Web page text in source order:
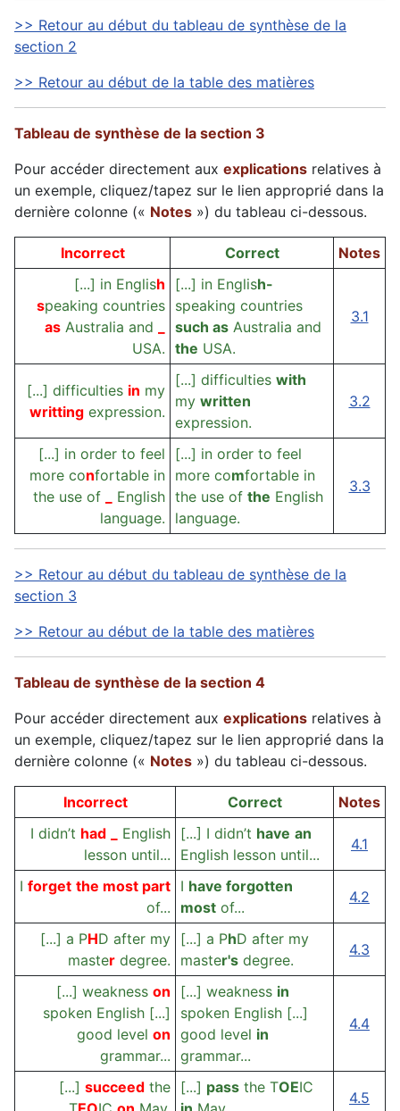
>> Retour au début du tableau de synthèse de la
section 2
>> Retour au début de la table des matières
Tableau de synthèse de la section 3
Pour accéder directement aux explications relatives à
un exemple, cliquez/tapez sur le lien approprié dans la
dernière colonne (« Notes ») du tableau ci-dessous.
Incorrect Correct
Notes
[...] in English
speaking countries
as Australia and
USA.
[...] in English-
speaking countries
such as Australia and
the USA.
3.1
[...] difficulties in my
writting expression.
[...] difficulties with
my written
expression.
3.2
[...] in order to feel
more confortable in
the use of
English
language.
[...] in order to feel
more comfortable in
the use of the English
language.
3.3
>> Retour au début du tableau de synthèse de la
section 3
>> Retour au début de la table des matières
Tableau de synthèse de la section 4
Pour accéder directement aux explications relatives à
un exemple, cliquez/tapez sur le lien approprié dans la
dernière colonne (« Notes ») du tableau ci-dessous.
Incorrect Correct
Notes
I didn’t had
English
lesson until...
[...] I didn’t have an
English lesson until...
4.1
I forget the most part
of...
I have forgotten
most of...
4.2
[...] a PHD after my
master degree.
[...] a PhD after my
master's degree.
4.3
[...] weakness on
spoken English [...]
good level on
grammar...
[...] weakness in
spoken English [...]
good level in
grammar...
4.4
[...] succeed the
[...] pass the TOEIC
4.5